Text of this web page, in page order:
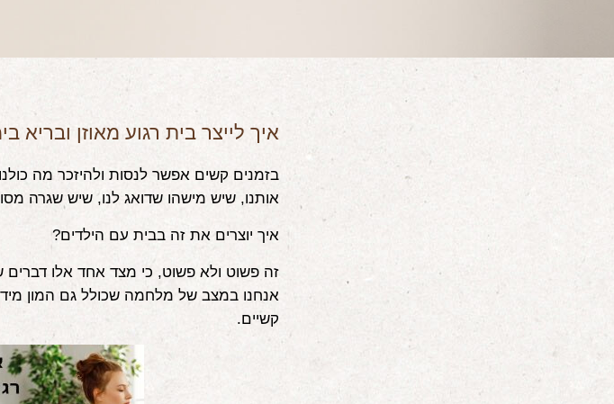
איך לייצר בית רגוע מאוזן ובריא
בזמנים קשים אפשר לנסות ולהיזכר מה
אותנו, שיש מישהו שדואג לנו, שיש שגרה
איך יוצרים את זה בבית עם הילדים?
זה פשוט ולא פשוט, כי מצד אחד אלו דברים
אנחנו במצב של מלחמה שכולל גם המון
קשיים.